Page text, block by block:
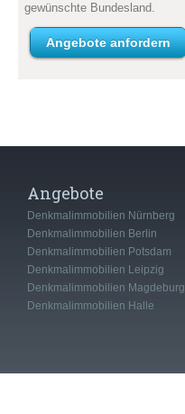
gewünschte Bundesland.
Angebote anfordern
Angebote
Denkmalimmobilien Nürnberg
Denkmalimmobilien Berlin
Denkmalimmobilien Potsdam
Denkmalimmobilien Leipzig
Denkmalimmobilien Magdeburg
Denkmalimmobilien Halle